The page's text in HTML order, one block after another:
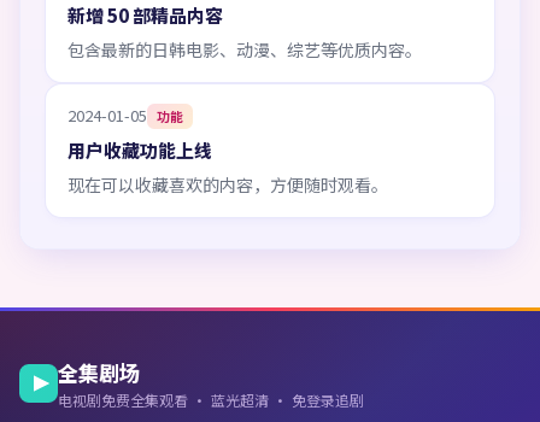
新增 50 部精品内容
包含最新的日韩电影、动漫、综艺等优质内容。
2024-01-05 功能
用户收藏功能上线
现在可以收藏喜欢的内容，方便随时观看。
全集剧场
电视剧免费全集观看 · 蓝光超清 · 免登录追剧